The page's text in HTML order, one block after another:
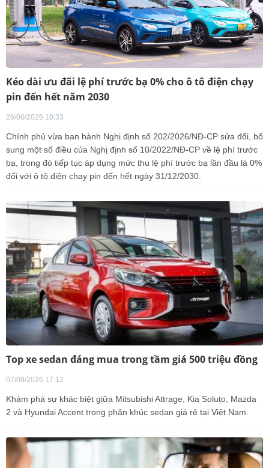
Kéo dài ưu đãi lệ phí trước bạ 0% cho ô tô điện chạy
pin đến hết năm 2030
26/06/2026 10:33
Chính phủ vừa ban hành Nghị định số 202/2026/NĐ-CP sửa đổi, bổ
sung một số điều của Nghị định số 10/2022/NĐ-CP về lệ phí trước
bạ, trong đó tiếp tục áp dụng mức thu lệ phí trước bạ lần đầu là 0%
đối với ô tô điện chạy pin đến hết ngày 31/12/2030.
Top xe sedan đáng mua trong tầm giá 500 triệu đồng
07/08/2026 17:12
Khám phá sự khác biệt giữa Mitsubishi Attrage, Kia Soluto, Mazda
2 và Hyundai Accent trong phân khúc sedan giá rẻ tại Việt Nam.